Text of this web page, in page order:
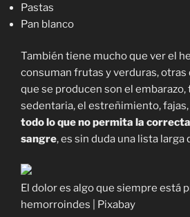
Pastas
Pan blanco
También tiene mucho que ver el
consuman frutas y verduras, otras
que se producen son el embarazo,
sedentaria, el estreñimiento,
todo lo que no permita la
sangre, es sin duda una lista larga
El dolor es algo que siempre está
hemorroindes | Pixabay